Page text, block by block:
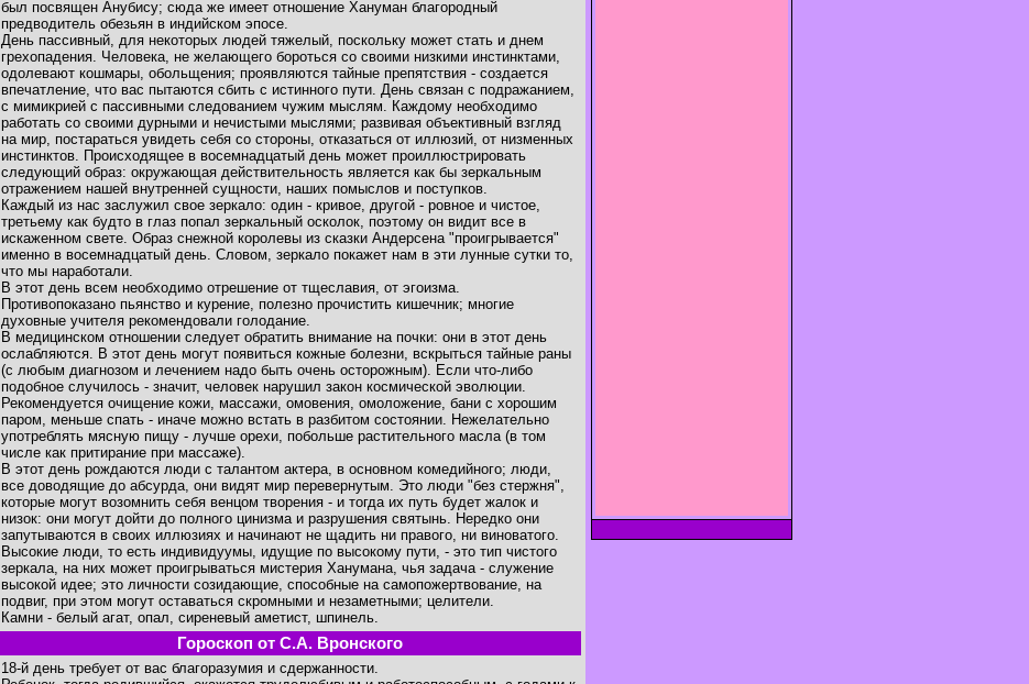
был посвящен Анубису; сюда же имеет отношение Хануман благородный
предводитель обезьян в индийском эпосе.
День пассивный, для некоторых людей тяжелый, поскольку может стать и днем
грехопадения. Человека, не желающего бороться со своими низкими инстинктами,
одолевают кошмары, обольщения; проявляются тайные препятствия - создается
впечатление, что вас пытаются сбить с истинного пути. День связан с подражанием,
с мимикрией с пассивными следованием чужим мыслям. Каждому необходимо
работать со своими дурными и нечистыми мыслями; развивая объективный взгляд
на мир, постараться увидеть себя со стороны, отказаться от иллюзий, от низменных
инстинктов. Происходящее в восемнадцатый день может проиллюстрировать
следующий образ: окружающая действительность является как бы зеркальным
отражением нашей внутренней сущности, наших помыслов и поступков.
Каждый из нас заслужил свое зеркало: один - кривое, другой - ровное и чистое,
третьему как будто в глаз попал зеркальный осколок, поэтому он видит все в
искаженном свете. Образ снежной королевы из сказки Андерсена "проигрывается"
именно в восемнадцатый день. Словом, зеркало покажет нам в эти лунные сутки то,
что мы наработали.
В этот день всем необходимо отрешение от тщеславия, от эгоизма.
Противопоказано пьянство и курение, полезно прочистить кишечник; многие
духовные учителя рекомендовали голодание.
В медицинском отношении следует обратить внимание на почки: они в этот день
ослабляются. В этот день могут появиться кожные болезни, вскрыться тайные раны
(с любым диагнозом и лечением надо быть очень осторожным). Если что-либо
подобное случилось - значит, человек нарушил закон космической эволюции.
Рекомендуется очищение кожи, массажи, омовения, омоложение, бани с хорошим
паром, меньше спать - иначе можно встать в разбитом состоянии. Нежелательно
употреблять мясную пищу - лучше орехи, побольше растительного масла (в том
числе как притирание при массаже).
В этот день рождаются люди с талантом актера, в основном комедийного; люди,
все доводящие до абсурда, они видят мир перевернутым. Это люди "без стержня",
которые могут возомнить себя венцом творения - и тогда их путь будет жалок и
низок: они могут дойти до полного цинизма и разрушения святынь. Нередко они
запутываются в своих иллюзиях и начинают не щадить ни правого, ни виноватого.
Высокие люди, то есть индивидуумы, идущие по высокому пути, - это тип чистого
зеркала, на них может проигрываться мистерия Ханумана, чья задача - служение
высокой идее; это личности созидающие, способные на самопожертвование, на
подвиг, при этом могут оставаться скромными и незаметными; целители.
Камни - белый агат, опал, сиреневый аметист, шпинель.
Гороскоп от С.А. Вронского
18-й день требует от вас благоразумия и сдержанности.